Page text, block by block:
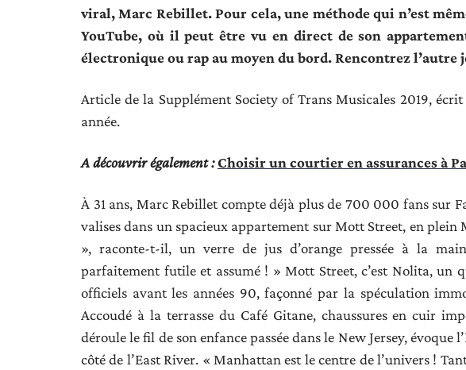
viral, Marc Rebillet. Pour cela, une méthode qui n’est
YouTube, où il peut être vu en direct de son
électronique ou rap au moyen du bord. Rencontrez l’autre
Article de la Supplément Society of Trans Musicales 2019,
année.
A découvrir également :Choisir un courtier en assurances à
À 31 ans, Marc Rebillet compte déjà plus de 700 000 fans sur
valises dans un spacieux appartement sur Mott Street, en plein
», raconte-t-il, un verre de jus d’orange pressée à la
parfaitement futile et assumé ! » Mott Street, c’est Nolita, un
officiels avant les années 90, façonné par la spéculation
Accoudé à la terrasse du Café Gitane, chaussures en cuir
déroule le fil de son enfance passée dans le New Jersey, évoque
côté de l’East River. « Manhattan est le centre de l’univers !